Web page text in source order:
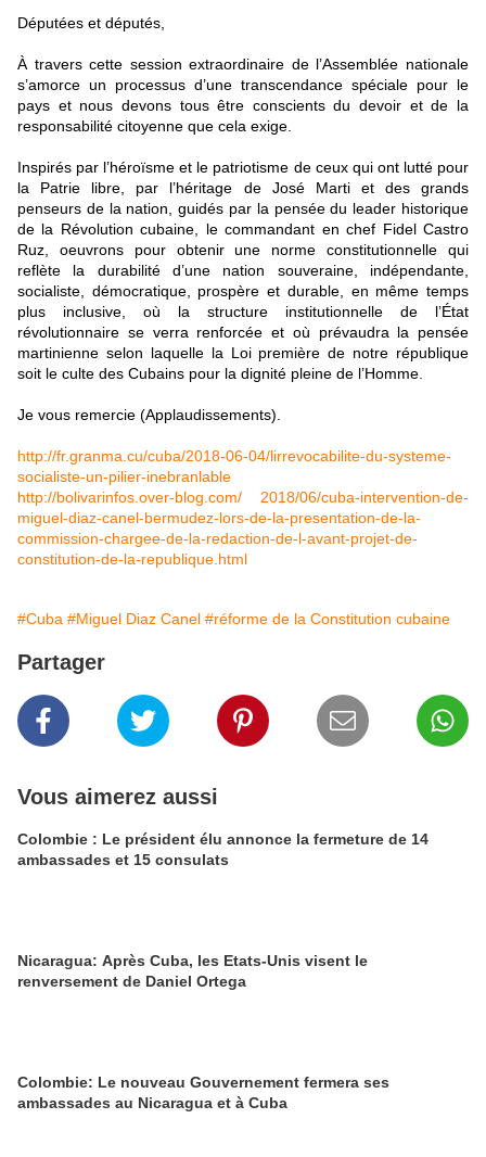
Députées et députés,
À travers cette session extraordinaire de l’Assemblée nationale
s’amorce un processus d’une transcendance spéciale pour le
pays et nous devons tous être conscients du devoir et de la
responsabilité citoyenne que cela exige.
Inspirés par l’héroïsme et le patriotisme de ceux qui ont lutté pour
la Patrie libre, par l’héritage de José Marti et des grands
penseurs de la nation, guidés par la pensée du leader historique
de la Révolution cubaine, le commandant en chef Fidel Castro
Ruz, oeuvrons pour obtenir une norme constitutionnelle qui
reflète la durabilité d’une nation souveraine, indépendante,
socialiste, démocratique, prospère et durable, en même temps
plus inclusive, où la structure institutionnelle de l’État
révolutionnaire se verra renforcée et où prévaudra la pensée
martinienne selon laquelle la Loi première de notre république
soit le culte des Cubains pour la dignité pleine de l’Homme.
Je vous remercie (Applaudissements).
http://fr.granma.cu/cuba/2018-06-04/lirrevocabilite-du-systeme-
socialiste-un-pilier-inebranlable
http://bolivarinfos.over-blog.com/ 2018/06/cuba-intervention-de-
miguel-diaz-canel-bermudez-lors-de-la-presentation-de-la-
commission-chargee-de-la-redaction-de-l-avant-projet-de-
constitution-de-la-republique.html
#Cuba #Miguel Diaz Canel #réforme de la Constitution cubaine
Partager
Vous aimerez aussi
Colombie : Le président élu annonce la fermeture de 14
ambassades et 15 consulats
Nicaragua: Après Cuba, les Etats-Unis visent le
renversement de Daniel Ortega
Colombie: Le nouveau Gouvernement fermera ses
ambassades au Nicaragua et à Cuba